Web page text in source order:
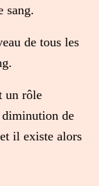
sang.
de tous les
un rôle
diminution de
il existe alors